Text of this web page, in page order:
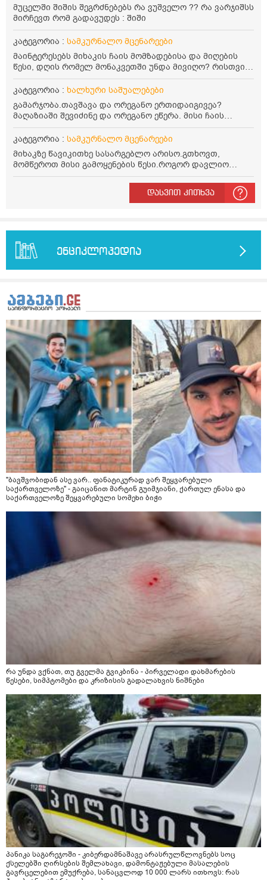
მუცელში შიშის შეგრძნებებს რა ვუშველო ?? რა ვარჯიშსს
მირჩევთ რომ გადავუდეს : შიში
კატეგორია : სამკურნალო მცენარეები
მაინტერესებს მიხაკის ჩაის მომზადებისა და მიღების
წესი, დღის რომელ მონაკვეთში უნდა მივიღო? რისთვის
არის სასარგებლო და უკუჩვენება თუ აქვს
კატეგორია : ხალხური საშუალებები
გამარჯობა.თავშავა და ორეგანო ერთიდაიგივეა?
მაღაზიაში შევიძინე და ორეგანო ეწერა. მისი ჩაის
დალევის წესი მაინტერესებს.რისთვის არის კარგი?
წავიკითხე რომ: 1 ჭიქა თბილ წყალში ჩავყაროთ 1 ჩაის
კოვზი დაქუცმაცებული და გამხმარი ორეგანო და
გავაჩეროთ 10-15 წუთი, მივიღოთო ჭამიდან 1-2 საათში.
მიზანი: ანტიოქსიდანტური და ანთების საწინააღმდეგო
თვისება. სწორია ეს ინფორმაცია? უკუჩვენება რა აქვს
და ბრონქულ ასთმას თუ შველის ორეგანოს ჩაი?
კატეგორია : სამკურნალო მცენარეები
მიხაკზე წავიკითხე სასარგებლო არისო.გთხოვთ,
მომწეროთ მისი გამოყენების წესი.როგორ დავლიო
მიხაკის ჩაი. ასევე მაინტერესებს ლეიკოციტები მაქვს
ოდნავ დაბალი და წავიკითხე ლეიკოციტების დონეს
დასვით კითხვა
ენციკლოპედია
"ბავშვობიდან ასე ვარ.. ფანატიკურად ვარ შეყვარებული
საქართველოზე" - გაიცანით მარტინ გუიმჯიანი, ქართულ ენასა და
საქართველოზე შეყვარებული სომეხი ბიჭი
რა უნდა ვქნათ, თუ გველმა გვიკბინა - პირველადი დახმარების
წესები, სიმპტომები და კრიზისის გადალახვის ნიშნები
პანიკა საგარეჯოში - კიბერდამნაშავე არასრულწლოვნებს სოც
ქსელებში ღირსების შემლახავი, დამონტაჟებული მასალების
გავრცელებით ემუქრება, სანაცვლოდ 10 000 ლარს ითხოვს: რას